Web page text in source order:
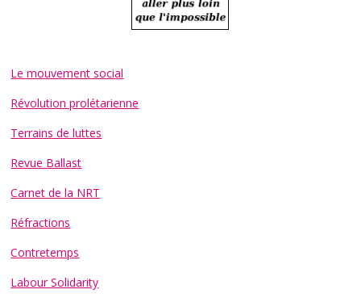
Le mouvement social
Révolution prolétarienne
Terrains de luttes
Revue Ballast
Carnet de la NRT
Réfractions
Contretemps
Labour Solidarity